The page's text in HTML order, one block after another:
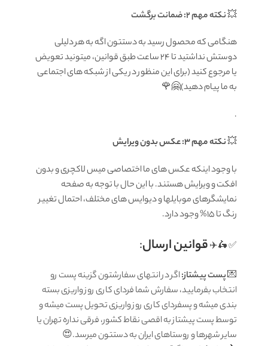
💥نکته مهم 2: ضمانت برگشت
هنگامی که محصول رسید به دستتون اگه به هر دلیلی
دوستش نداشتید تا ۲۴ ساعت طبق قوانین، میتونید تعویض
یا مرجوع کنید (برای این منظور در یکی از شبکه های اجتماعی
به ما پیام دهید)🤗🌹
.
💥نکته مهم 3: عکس بدون ویرایش
با وجود اینکه عکس های ما اختصاصی میس لاکچری و بدون
افکت و ویرایش هستند. با این حال با توجه به صفحه
نمایشگرهای موبایلها و دیوایس های مختلف، احتمال تغییر
رنگ تا 15% وجود دارد.
✅ 🛵✈️قوانين ارسال:
💌پست پیشتاز:اگر در انتهای سفارشتون گزینه پست رو
انتخاب بفرمایید، سفارش شما فردای کاری روز واریزی بسته
بندی میشه و پسفردای کاری روز واریزی تحویل پست میشه و
توسط پست پیشتاز به اقصی نقاط کشور، فرقی نداره تهران یا
سایر شهرها و روستاهای ایران به دستتون میرسد.😍